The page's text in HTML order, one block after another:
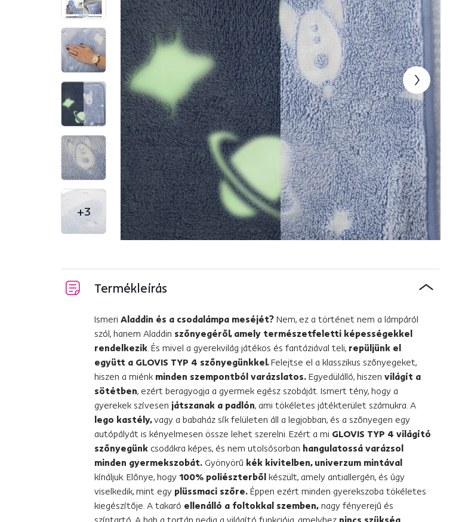
+3
Termékleírás
Ismeri Aladdin és a csodalámpa meséjét? Nem, ez a történet nem a lámpáról
szól, hanem Aladdin szőnyegéről, amely természetfeletti képességekkel
rendelkezik. És mivel a gyerekvilág játékos és fantáziával teli, repüljünk el
együtt a GLOVIS TYP 4 szőnyegünkkel.Felejtse el a klasszikus szőnyegeket,
hiszen a miénk minden szempontból varázslatos. Egyedülálló, hiszen világít a
sötétben, ezért beragyogja a gyermek egész szobáját. Ismert tény, hogy a
gyerekek szívesen játszanak a padlón, ami tökéletes játékterület számukra. A
lego kastély,vagy a babaház sík felületen áll a legjobban, és a szőnyegen egy
autópályát is kényelmesen össze lehet szerelni. Ezért a mi GLOVIS TYP 4 világító
szőnyegünk csodákra képes, és nem utolsósorban hangulatossá varázsol
minden gyermekszobát. Gyönyörű kék kivitelben, univerzum mintával
kínáljuk. Előnye, hogy 100% poliészterből készült, amely antiallergén, és úgy
viselkedik, mint egy plüssmaci szőre. Éppen ezért minden gyerekszoba tökéletes
kiegészítője. A takaró ellenálló a foltokkal szemben, nagy fényerejű és
színtartó. A hab a tortán pedig a világító funkciója, amelyhez nincs szükség